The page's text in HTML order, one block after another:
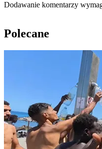
Dodawanie komentarzy
Polecane